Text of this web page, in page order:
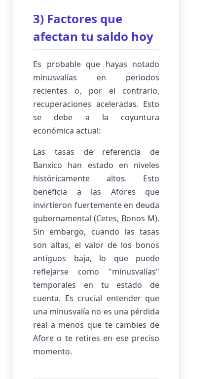
3) Factores que
afectan tu saldo hoy
Es probable que hayas notado
minusvalías en periodos
recientes o, por el contrario,
recuperaciones aceleradas. Esto
se debe a la coyuntura
económica actual:
Las tasas de referencia de
Banxico han estado en niveles
históricamente altos. Esto
beneficia a las Afores que
invirtieron fuertemente en deuda
gubernamental (Cetes, Bonos M).
Sin embargo, cuando las tasas
son altas, el valor de los bonos
antiguos baja, lo que puede
reflejarse como "minusvalías"
temporales en tu estado de
cuenta. Es crucial entender que
una minusvalía no es una pérdida
real a menos que te cambies de
Afore o te retires en ese preciso
momento.